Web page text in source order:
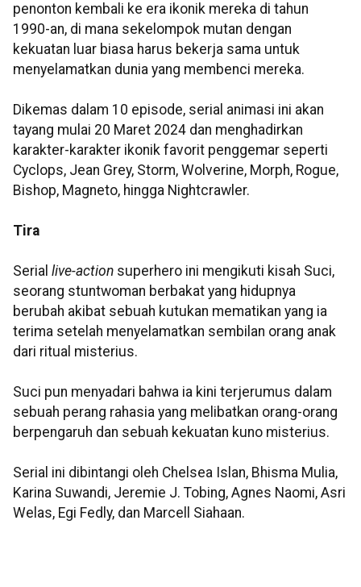
penonton kembali ke era ikonik mereka di tahun
1990-an, di mana sekelompok mutan dengan
kekuatan luar biasa harus bekerja sama untuk
menyelamatkan dunia yang membenci mereka.
Dikemas dalam 10 episode, serial animasi ini akan
tayang mulai 20 Maret 2024 dan menghadirkan
karakter-karakter ikonik favorit penggemar seperti
Cyclops, Jean Grey, Storm, Wolverine, Morph, Rogue,
Bishop, Magneto, hingga Nightcrawler.
Tira
Serial live-action superhero ini mengikuti kisah Suci,
seorang stuntwoman berbakat yang hidupnya
berubah akibat sebuah kutukan mematikan yang ia
terima setelah menyelamatkan sembilan orang anak
dari ritual misterius.
Suci pun menyadari bahwa ia kini terjerumus dalam
sebuah perang rahasia yang melibatkan orang-orang
berpengaruh dan sebuah kekuatan kuno misterius.
Serial ini dibintangi oleh Chelsea Islan, Bhisma Mulia,
Karina Suwandi, Jeremie J. Tobing, Agnes Naomi, Asri
Welas, Egi Fedly, dan Marcell Siahaan.